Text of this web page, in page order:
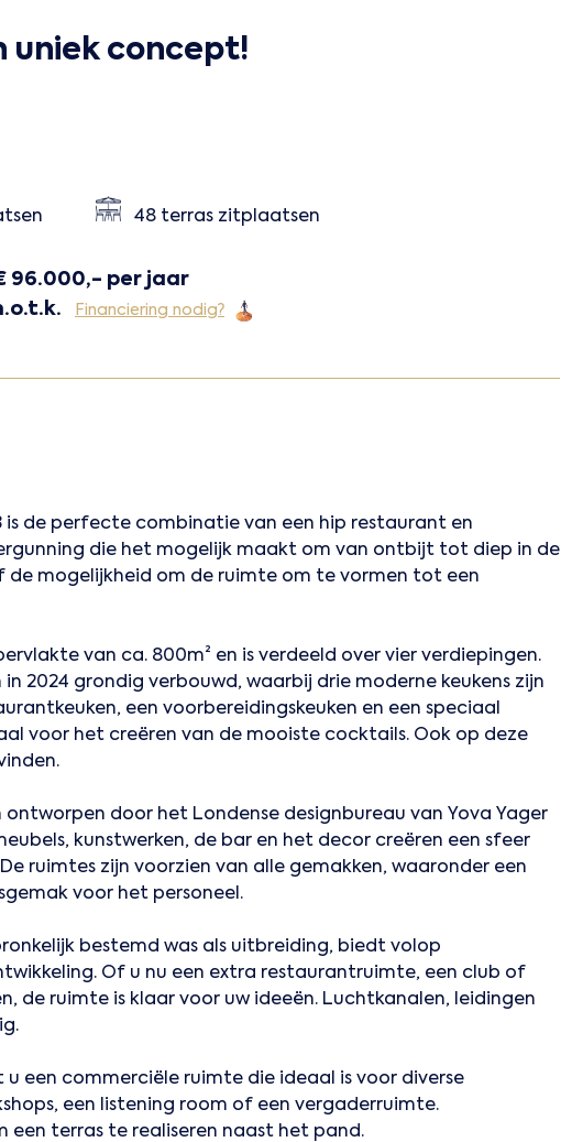
uniek concept!
48 terras zitplaatsen
96.000,- per jaar
Financiering nodig?
is de perfecte combinatie van een hip restaurant en
die het mogelijk maakt om van ontbijt tot diep in de
de mogelijkheid om de ruimte om te vormen tot een
van ca. 800m² en is verdeeld over vier verdiepingen.
2024 grondig verbouwd, waarbij drie moderne keukens zijn
een voorbereidingskeuken en een speciaal
voor het creëren van de mooiste cocktails. Ook op deze
ontworpen door het Londense designbureau van Yova Yager
kunstwerken, de bar en het decor creëren een sfeer
ruimtes zijn voorzien van alle gemakken, waaronder een
voor het personeel.
bestemd was als uitbreiding, biedt volop
Of u nu een extra restaurantruimte, een club of
de ruimte is klaar voor uw ideeën. Luchtkanalen, leidingen
een commerciële ruimte die ideaal is voor diverse
een listening room of een vergaderruimte.
een terras te realiseren naast het pand.